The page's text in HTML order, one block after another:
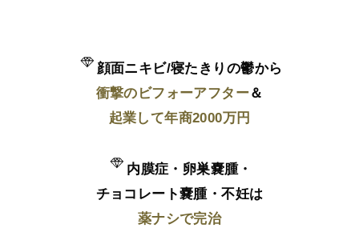
顔面ニキビ/寝たきりの鬱から
衝撃のビフォーアフター＆
起業して年商2000万円
内膜症・卵巣嚢腫・
チョコレート嚢腫・不妊は
薬ナシで完治